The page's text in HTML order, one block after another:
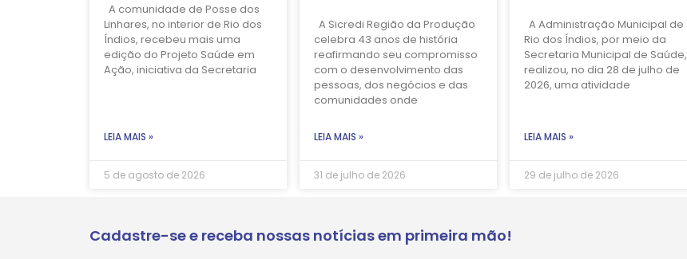
A comunidade de Posse dos
Linhares, no interior de Rio dos
Índios, recebeu mais uma
edição do Projeto Saúde em
Ação, iniciativa da Secretaria
LEIA MAIS »
5 de agosto de 2026
A Sicredi Região da Produção
celebra 43 anos de história
reafirmando seu compromisso
com o desenvolvimento das
pessoas, dos negócios e das
comunidades onde
LEIA MAIS »
31 de julho de 2026
A Administração Municipal de
Rio dos Índios, por meio da
Secretaria Municipal de Saúde,
realizou, no dia 28 de julho de
2026, uma atividade
LEIA MAIS »
29 de julho de 2026
Cadastre-se e receba nossas notícias em primeira mão!